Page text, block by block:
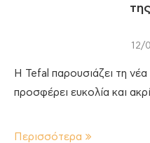
12/
H Tefal παρουσιάζει τη
προσφέρει ευκολία και
Περισσότερα